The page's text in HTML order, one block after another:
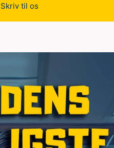
Skriv til os